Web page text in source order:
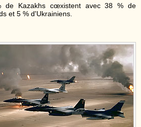
de Kazakhs cœxistent avec 38 % de
et 5 % d'Ukrainiens.